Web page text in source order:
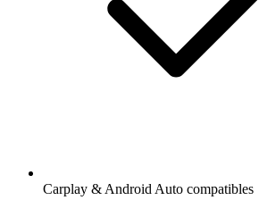
Carplay & Android Auto compatibles